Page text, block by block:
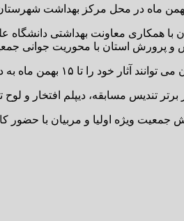
همکاری معاونت بهداشتی دانشگاه
جمعیت ویژه اولیا و مربیان با